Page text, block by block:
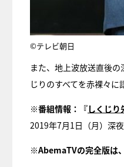
©テレビ朝日
また、地上波放送直後
じりのすべてを赤裸々に
※番組情報：『しくじ
2019年7月1日（月）深
※AbemaTVの完全版は